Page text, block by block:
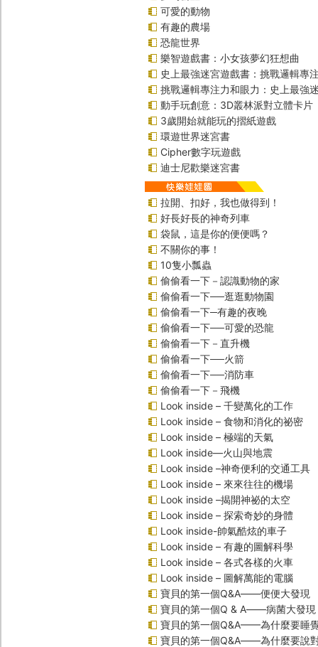
可愛的動物
有趣的農場
恐龍世界
樂智遊戲書：小女孩夢幻狂想曲
史上最強迷宮遊戲書：挑戰邏輯專
挑戰邏輯專注力和眼力：史上最強
動手玩創意：3D叢林派對立體卡片
3歲開始就能玩的摺紙遊戲
環遊世界迷宮書
Cipher數字玩遊戲
迪士尼歡樂迷宮書
拉開、扣好，我也做得到！
好長好長的神奇列車
袋鼠，這是你的便便嗎？
不關你的事！
10隻小瓢蟲
偷偷看一下－認識動物的家
偷偷看一下──逛逛動物園
偷偷看一下─有趣的夜晚
偷偷看一下──可愛的恐龍
偷偷看一下－直升機
偷偷看一下──火箭
偷偷看一下──消防車
偷偷看一下－飛機
Look inside – 千變萬化的工作
Look inside – 食物和消化的祕密
Look inside – 極端的天氣
Look inside—火山與地震
Look inside –神奇便利的交通工具
Look inside – 來來往往的機場
Look inside –揭開神祕的太空
Look inside – 探索奇妙的身體
Look inside-帥氣酷炫的車子
Look inside – 有趣的圖解科學
Look inside – 各式各樣的火車
Look inside – 圖解萬能的電腦
寶貝的第一個Q&A――便便大發現
寶貝的第一個Q & A――病菌大發現
寶貝的第一個Q&A——為什麼要睡
寶貝的第一個Q&A――為什麼要說